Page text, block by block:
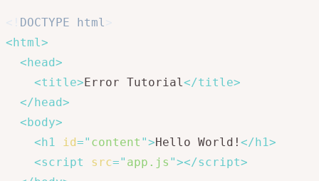
DOCTYPE html
<html >
<head>
<title>Error Tutorial </title>
</head>
<body>
<h1 id=" content ">Hello World! </h1 >
<script src=" app.js "></script>